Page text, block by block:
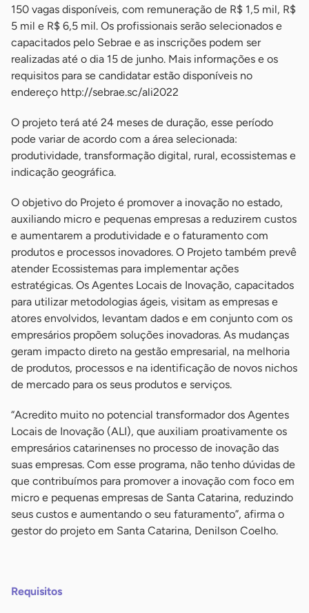
150 vagas disponíveis, com remuneração de R$ 1,5 mil, R$
5 mil e R$ 6,5 mil. Os profissionais serão selecionados e
capacitados pelo Sebrae e as inscrições podem ser
realizadas até o dia 15 de junho. Mais informações e os
requisitos para se candidatar estão disponíveis no
endereço http://sebrae.sc/ali2022
O projeto terá até 24 meses de duração, esse período
pode variar de acordo com a área selecionada:
produtividade, transformação digital, rural, ecossistemas e
indicação geográfica.
O objetivo do Projeto é promover a inovação no estado,
auxiliando micro e pequenas empresas a reduzirem custos
e aumentarem a produtividade e o faturamento com
produtos e processos inovadores. O Projeto também prevê
atender Ecossistemas para implementar ações
estratégicas. Os Agentes Locais de Inovação, capacitados
para utilizar metodologias ágeis, visitam as empresas e
atores envolvidos, levantam dados e em conjunto com os
empresários propõem soluções inovadoras. As mudanças
geram impacto direto na gestão empresarial, na melhoria
de produtos, processos e na identificação de novos nichos
de mercado para os seus produtos e serviços.
“Acredito muito no potencial transformador dos Agentes
Locais de Inovação (ALI), que auxiliam proativamente os
empresários catarinenses no processo de inovação das
suas empresas. Com esse programa, não tenho dúvidas de
que contribuímos para promover a inovação com foco em
micro e pequenas empresas de Santa Catarina, reduzindo
seus custos e aumentando o seu faturamento”, afirma o
gestor do projeto em Santa Catarina, Denilson Coelho.
Requisitos